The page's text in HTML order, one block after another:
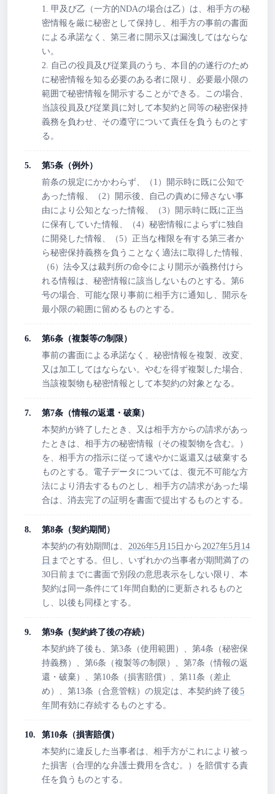
1. 甲及び乙（一方的NDAの場合は乙）は、相手方の秘
密情報を厳に秘密として保持し、相手方の事前の書面
による承諾なく、第三者に開示又は漏洩してはならな
い。
2. 自己の役員及び従業員のうち、本目的の遂行のため
に秘密情報を知る必要のある者に限り、必要最小限の
範囲で秘密情報を開示することができる。この場合、
当該役員及び従業員に対して本契約と同等の秘密保持
義務を負わせ、その遵守について責任を負うものとす
る。
第5条（例外）
前条の規定にかかわらず、（1）開示時に既に公知で
あった情報、（2）開示後、自己の責めに帰さない事
由により公知となった情報、（3）開示時に既に正当
に保有していた情報、（4）秘密情報によらずに独自
に開発した情報、（5）正当な権限を有する第三者か
ら秘密保持義務を負うことなく適法に取得した情報、
（6）法令又は裁判所の命令により開示が義務付けら
れる情報は、秘密情報に該当しないものとする。第6
号の場合、可能な限り事前に相手方に通知し、開示を
最小限の範囲に留めるものとする。
第6条（複製等の制限）
事前の書面による承諾なく、秘密情報を複製、改変、
又は加工してはならない。やむを得ず複製した場合、
当該複製物も秘密情報として本契約の対象となる。
第7条（情報の返還・破棄）
本契約が終了したとき、又は相手方からの請求があっ
たときは、相手方の秘密情報（その複製物を含む。）
を、相手方の指示に従って速やかに返還又は破棄する
ものとする。電子データについては、復元不可能な方
法により消去するものとし、相手方の請求があった場
合は、消去完了の証明を書面で提出するものとする。
第8条（契約期間）
本契約の有効期間は、 2026年5月15日 から 2027年5月14
日 までとする。但し、いずれかの当事者が期間満了の
30日前までに書面で別段の意思表示をしない限り、本
契約は同一条件にて1年間自動的に更新されるものと
し、以後も同様とする。
第9条（契約終了後の存続）
本契約終了後も、第3条（使用範囲）、第4条（秘密保
持義務）、第6条（複製等の制限）、第7条（情報の返
還・破棄）、第10条（損害賠償）、第11条（差止
め）、第13条（合意管轄）の規定は、本契約終了後5
年 間有効に存続するものとする。
第10条（損害賠償）
本契約に違反した当事者は、相手方がこれにより被っ
た損害（合理的な弁護士費用を含む。）を賠償する責
任を負うものとする。